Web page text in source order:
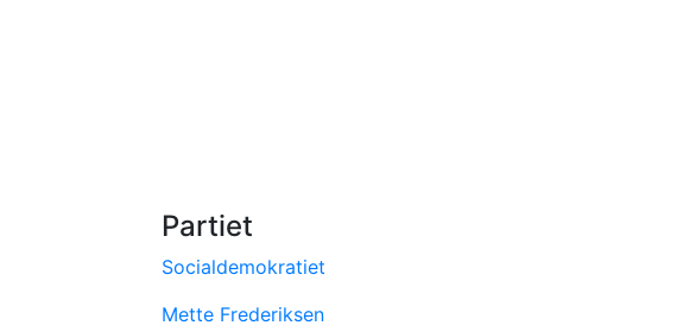
Partiet
Socialdemokratiet
Mette Frederiksen